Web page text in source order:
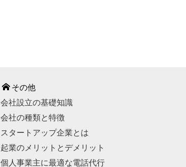
その他
会社設立の基礎知識
会社の種類と特徴
スタートアップ企業とは
起業のメリットとデメリット
個人事業主に最適な電話代行